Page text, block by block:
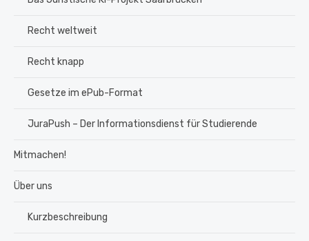
Recht weltweit
Recht knapp
Gesetze im ePub-Format
JuraPush – Der Informationsdienst für Studierende
Mitmachen!
Über uns
Kurzbeschreibung